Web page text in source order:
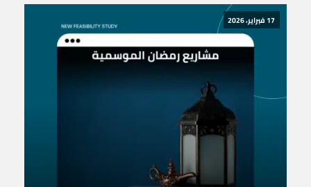
17 فبراير، 2026